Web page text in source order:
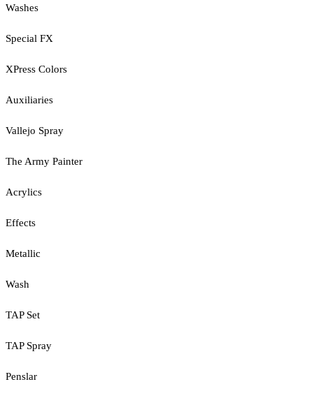
Washes
Special FX
XPress Colors
Auxiliaries
Vallejo Spray
The Army Painter
Acrylics
Effects
Metallic
Wash
TAP Set
TAP Spray
Penslar